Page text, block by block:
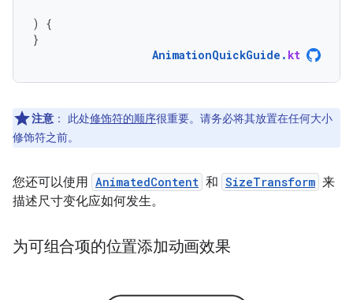
)
{
}
AnimationQuickGuide . kt
注意 ： 此处修饰符的顺序很重要。请务必将其放置在任何大小
修饰符之前。
您还可以使用 AnimatedContent 和 SizeTransform 来
描述尺寸变化应如何发生。
为可组合项的位置添加动画效果